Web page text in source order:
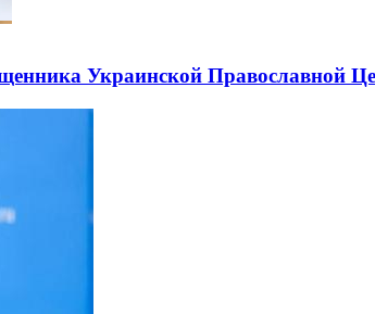
Украинской Православной